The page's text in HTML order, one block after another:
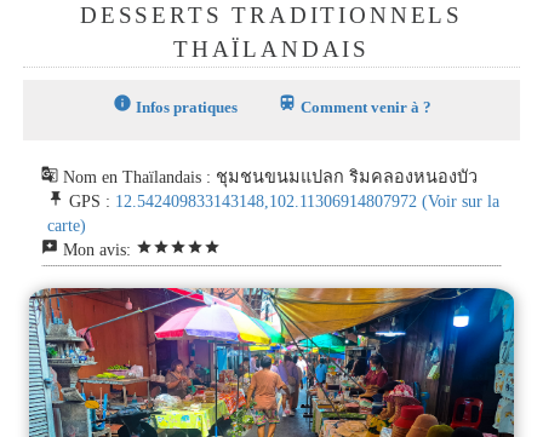
DESSERTS TRADITIONNELS
THAÏLANDAIS
info Infos pratiques train Comment venir à ?
g_translate Nom en Thaïlandais : ชุมชนขนมแปลก ริมคลองหนองบัว
push_pin GPS : 12.542409833143148,102.11306914807972 (Voir sur la
carte)
reviews Mon avis: starstarstarstarstar